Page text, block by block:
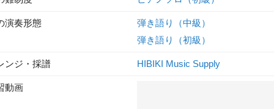
演奏形態
弾き語り（中級）
弾き語り（初級）
ンジ・採譜 HIBIKI Music Supply
動画